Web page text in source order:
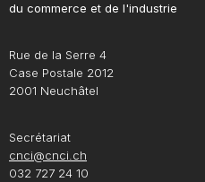
du commerce et de l'industrie
Rue de la Serre 4
Case Postale 2012
2001 Neuchâtel
Secrétariat
cnci@cnci.ch
032 727 24 10